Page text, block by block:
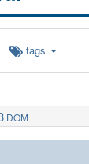
tags
DOM